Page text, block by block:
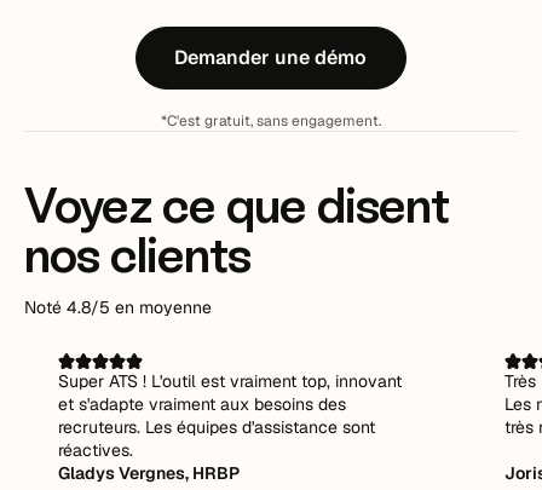
Demander une démo
*C'est gratuit, sans engagement.
Voyez ce que disent
nos clients
Noté 4.8/5 en moyenne
Super ATS ! L'outil est vraiment top, innovant
et s'adapte vraiment aux besoins des
recruteurs. Les équipes d'assistance sont
réactives.
Gladys Vergnes, HRBP
Les
très